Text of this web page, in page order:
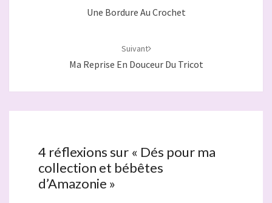
Une Bordure Au Crochet
Suivant
Ma Reprise En Douceur Du Tricot
4 réflexions sur « Dés pour ma
collection et bébêtes
d’Amazonie »